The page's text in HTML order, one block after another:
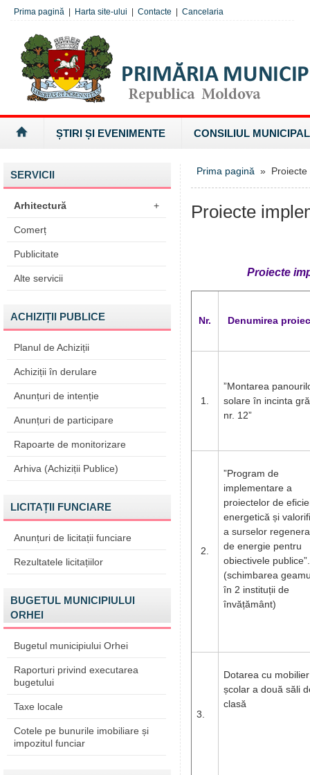
Prima pagină Harta site-ului Contacte Cancelaria
ȘTIRI ȘI EVENIMENTE CONSILIUL MUNICIPAL
SERVICII
Arhitectură +
Comerț
Publicitate
Alte servicii
ACHIZIȚII PUBLICE
Planul de Achiziții
Achiziții în derulare
Anunțuri de intenție
Anunțuri de participare
Rapoarte de monitorizare
Arhiva (Achiziții Publice)
LICITAȚII FUNCIARE
Anunțuri de licitații funciare
Rezultatele licitațiilor
BUGETUL MUNICIPIULUI
ORHEI
Bugetul municipiului Orhei
Raporturi privind executarea
bugetului
Taxe locale
Cotele pe bunurile imobiliare și
impozitul funciar
Prima pagină » Proiecte
Proiecte
Proiecte
Nr. Denumirea
1.
”Montarea
solare în incinta
nr. 12”
2.
”Program de
implementare a
proiectelor de
energetică și
a surselor
de energie pentru
obiectivele
(schimbarea
în 2 instituții de
învățământ)
3.
Dotarea cu mobilier
școlar a două săli
clasă